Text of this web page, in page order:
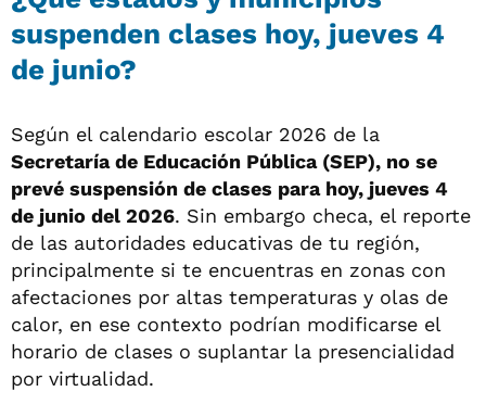
suspenden clases hoy, jueves 4
de junio?
Según el calendario escolar 2026 de la
Secretaría de Educación Pública (SEP), no se
prevé suspensión de clases para hoy, jueves 4
de junio del 2026. Sin embargo checa, el reporte
de las autoridades educativas de tu región,
principalmente si te encuentras en zonas con
afectaciones por altas temperaturas y olas de
calor, en ese contexto podrían modificarse el
horario de clases o suplantar la presencialidad
por virtualidad.